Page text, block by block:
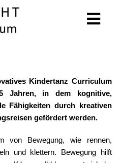
Kindertanz Curriculum
in dem kognitive,
Fähigkeiten durch kreativen
gefördert werden.
von Bewegung, wie rennen,
und klettern. Bewegung hilft